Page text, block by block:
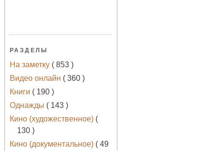
РАЗДЕЛЫ
На заметку ( 853 )
Видео онлайн ( 360 )
Книги ( 190 )
Однажды ( 143 )
Кино (художественное) (
130 )
Кино (документальное) ( 49